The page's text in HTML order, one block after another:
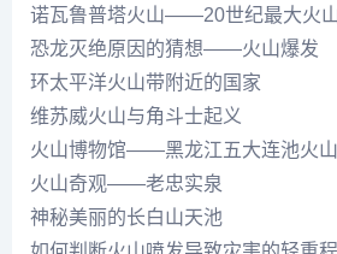
诺瓦鲁普塔火山——20世纪最大火
恐龙灭绝原因的猜想——火山爆发
环太平洋火山带附近的国家
维苏威火山与角斗士起义
火山博物馆——黑龙江五大连池火山
火山奇观——老忠实泉
神秘美丽的长白山天池